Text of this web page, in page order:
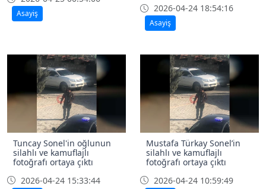
Asayiş
2026-04-24 18:54:16
Asayiş
Tuncay Sonel'in oğlunun
silahlı ve kamuflajlı
fotoğrafı ortaya çıktı
2026-04-24 15:33:44
Mustafa Türkay Sonel’in
silahlı ve kamuflajlı
fotoğrafı ortaya çıktı
2026-04-24 10:59:49